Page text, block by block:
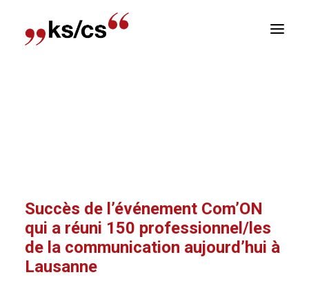
Succès de l’événement Com’ON
qui a réuni 150 professionnel/les
de la communication aujourd’hui à
Lausanne